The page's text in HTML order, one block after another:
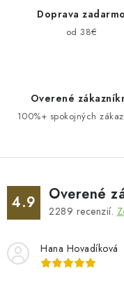
Doprava zadarmo
od 38€
Overené
100%+ spokojných
4.9 Overené
2289 recenzií.
Hana Hovadíková